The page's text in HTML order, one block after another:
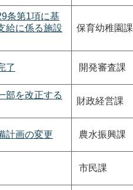
条第1項に基
給に係る施設
保育幼稚園課
了 開発審査課
部を改正する
財政経営課
計画の変更 農水振興課
市民課